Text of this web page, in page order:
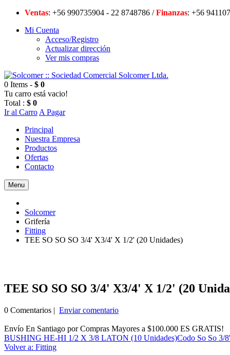
Ventas: +56 990735904 - 22 8748786 /Finanzas: +56
Mi Cuenta
Acceso/Registro
Actualizar dirección
Ver mis compras
0 Items - $ 0
Tu carro está vacio!
Total : $ 0
Ir al Carro A Pagar
Principal
Nuestra Empresa
Productos
Ofertas
Contacto
Menu
Solcomer
Grifería
Fitting
TEE SO SO SO 3/4' X3/4' X 1/2' (20 Unidades)
TEE SO SO SO 3/4' X3/4' X 1/2' (20
0 Comentarios | Enviar comentario
Envío En Santiago por Compras Mayores a $100.000 ES GRATIS!
BUSHING HE-HI 1/2 X 3/8 LATON (10 Unidades)Codo So So 3/
Volver a: Fitting